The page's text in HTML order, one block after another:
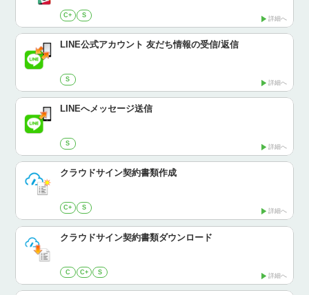
C+ S 詳細へ
LINE公式アカウント 友だち情報の受信/返信
S 詳細へ
LINEへメッセージ送信
S 詳細へ
クラウドサイン契約書類作成
C+ S 詳細へ
クラウドサイン契約書類ダウンロード
C C+ S 詳細へ